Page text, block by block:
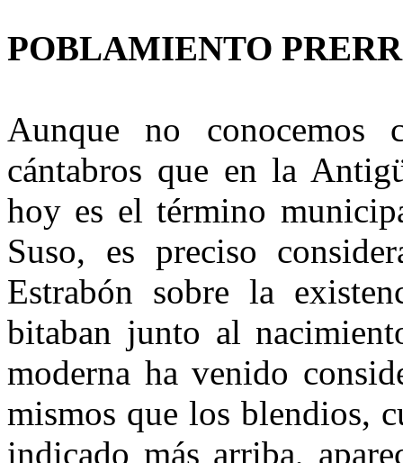
POBLAMIENTO
Aunque no
cántabros que en la
hoy es el término
Suso, es preciso
Estrabón sobre la
bitaban junto al
mo­derna ha venido
mismos que los blendios,
indicado más arriba,